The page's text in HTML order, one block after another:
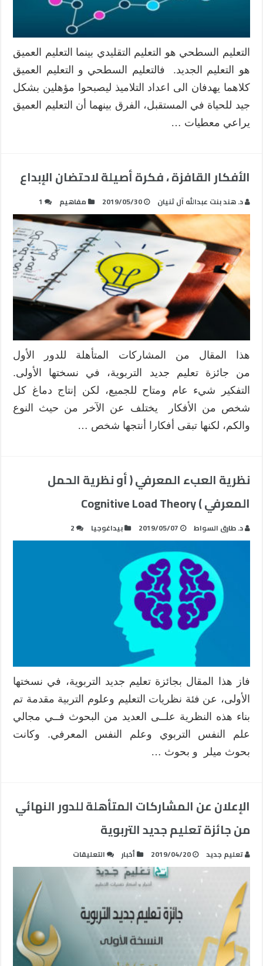
التعليم السطحي هو التعليم التقليدي بينما التعليم العميق
هو التعليم الجديد. فالتعليم السطحي و التعليم العميق
كلاهما يهدفان الى اعداد التلاميذ ليصبحوا مؤهلين بشكل
جيد للحياة في المستقبل، الفرق بينهما أن التعليم العميق
يراعي معطيات …
الأفكار القافزة ، فكرة أصيلة لاحتضان الإبداع
د. هند بنت عبدالله آل ثنيان 2019/05/30 مفاهيم 1
هذا المقال من المشاركات المتأهلة للدور الأول
من جائزة تعليم جديد التربوية، في نسختها الأولى.
التفكير شيء عام ومتاح للجميع، لكن إنتاج دماغ كل
شخص من الأفكار يختلف عن الآخر من حيث النوع
والكم، لكنها تبقى أفكارا أنتجها شخص …
نظرية العبء المعرفي ( أو نظرية الحمل
المعرفي ) Cognitive Load Theory
د. طارق السواط 2019/05/07 بيداغوجيا 2
فاز هذا المقال بجائزة تعليم جديد التربوية، في نسختها
الأولى، عن فئة نظريات التعليم وعلوم التربية مقدمة تم
بناء هذه النظرية علــى العديد من البحوث فــي مجالي
علم النفس التربوي وعلم النفس المعرفي. وكانت
بحوث ميلر و بحوث …
الإعلان عن المشاركات المتأهلة للدور النهائي
من جائزة تعليم جديد التربوية
تعليم جديد 2019/04/20 أخبار التعليقات
الإعلان
المشاركات
النهائي
من